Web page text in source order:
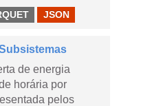
JSON
de energia
horária por
pelos